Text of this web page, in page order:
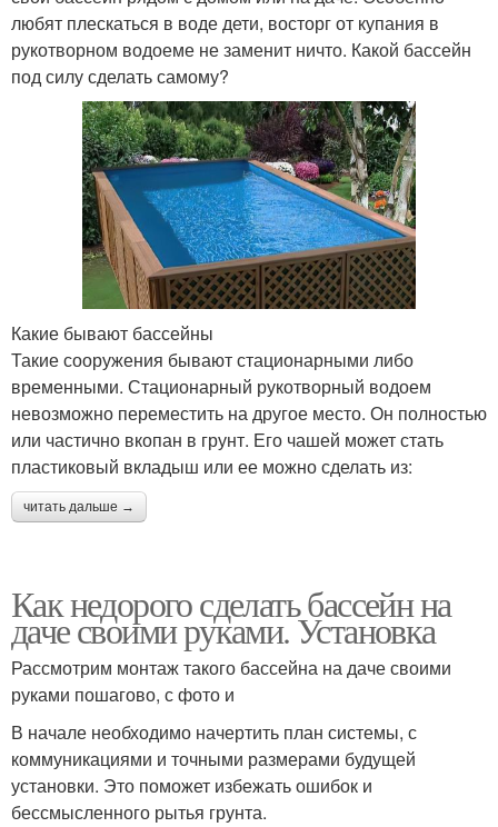
любят плескаться в воде дети, восторг от купания в
рукотворном водоеме не заменит ничто. Какой бассейн
под силу сделать самому?
Какие бывают бассейны
Такие сооружения бывают стационарными либо
временными. Стационарный рукотворный водоем
невозможно переместить на другое место. Он полностью
или частично вкопан в грунт. Его чашей может стать
пластиковый вкладыш или ее можно сделать из:
читать дальше →
Как недорого сделать бассейн на
даче своими руками. Установка
Рассмотрим монтаж такого бассейна на даче своими
руками пошагово, с фото и
В начале необходимо начертить план системы, с
коммуникациями и точными размерами будущей
установки. Это поможет избежать ошибок и
бессмысленного рытья грунта.